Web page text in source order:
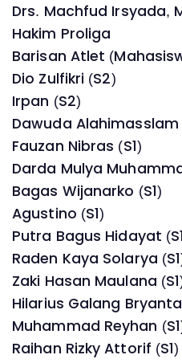
Drs. Machfud Irsyada,
Hakim Proliga
Barisan Atlet
Dio Zulfikri (S2)
Irpan (S2)
Dawuda Alahimasslam
Fauzan Nibras (S1)
Darda Mulya
Bagas Wijanarko (S1)
Agustino (S1)
Putra Bagus Hidayat
Raden Kaya Solarya
Zaki Hasan Maulana
Hilarius Galang
Muhammad Reyhan
Raihan Rizky Attorif (S1)